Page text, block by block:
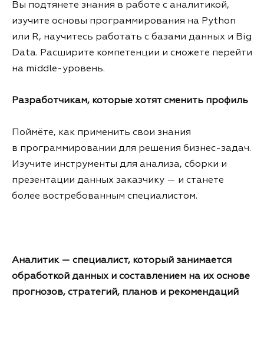
Вы подтянете знания в работе с аналитикой,
изучите основы программирования на Python
или R, научитесь работать с базами данных и Big
Data. Расширите компетенции и сможете перейти
на middle-уровень.
Разработчикам, которые хотят сменить профиль
Поймёте, как применить свои знания
в программировании для решения бизнес-задач.
Изучите инструменты для анализа, сборки и
презентации данных заказчику — и станете
более востребованным специалистом.
Аналитик — специалист, который занимается
обработкой данных и составлением на их основе
прогнозов, стратегий, планов и рекомендаций